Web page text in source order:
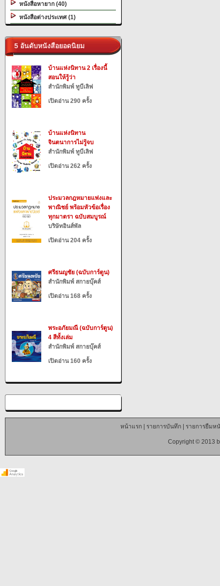
หนังสือหายาก (40)
หนังสือต่างประเทศ (1)
5 อันดับหนังสือยอดนิยม
บ้านแห่งนิทาน 2 เรื่องนี้
สอนให้รู้ว่า
สำนักพิมพ์ ทูบีเลิฟ
เปิดอ่าน 290 ครั้ง
บ้านแห่งนิทาน
จินตนาการไม่รู้จบ
สำนักพิมพ์ ทูบีเลิฟ
เปิดอ่าน 262 ครั้ง
ประมวลกฎหมายแพ่งและ
พาณิชย์ พร้อมหัวข้อเรื่อง
ทุกมาตรา ฉบับสมบูรณ์
บริษัทอินส์พัล
เปิดอ่าน 204 ครั้ง
ศรีธนญชัย (ฉบับการ์ตูน)
สำนักพิมพ์ สกายบุ๊คส์
เปิดอ่าน 168 ครั้ง
พระอภัยมณี (ฉบับการ์ตูน)
4 สีทั้งเล่ม
สำนักพิมพ์ สกายบุ๊คส์
เปิดอ่าน 160 ครั้ง
หน้าแรก| รายการบันทึก| รายการยืมห
Copyright © 2013